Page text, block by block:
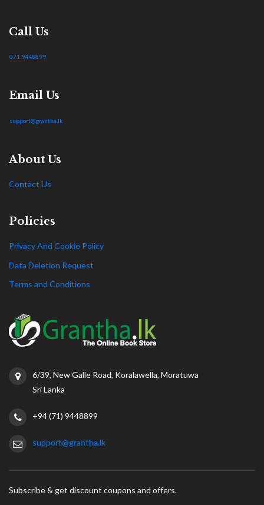
Call Us
071 9448899
Email Us
support@grantha.lk
About Us
Contact Us
Policies
Privacy And Cookie Policy
Data Deletion Request
Terms and Conditions
6/39, New Galle Road, Koralawella, Moratuwa
Sri Lanka
+94 (71) 9448899
support@grantha.lk
Subscribe & get discount coupons and offers.